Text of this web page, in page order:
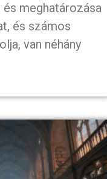
és meghatározása
és számos
van néhány